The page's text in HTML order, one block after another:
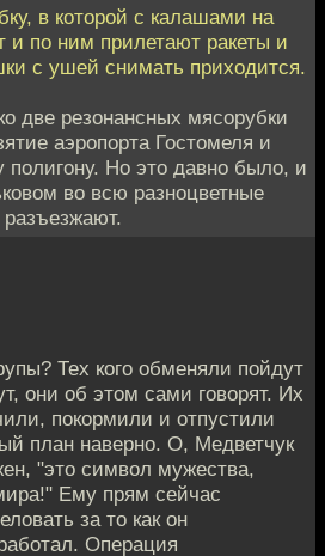
в которой с калашами на
и по ним прилетают ракеты и
с ушей снимать приходится.
две резонансных мясорубки
аэропорта Гостомеля и
полигону. Но это давно было, и
во всю разноцветные
Тех кого обменяли пойдут
они об этом сами говорят. Их
покормили и отпустили
план наверно. О, Медветчук
"это символ мужества,
Ему прям сейчас
за то как он
Операция